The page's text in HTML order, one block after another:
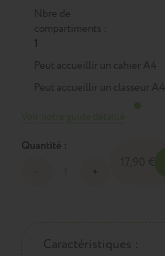
Nbre de
compartiments :
1
Peut accueillir un cahier A4
Peut accueillir un classeur A4
Quantité :
Caractéristiques :